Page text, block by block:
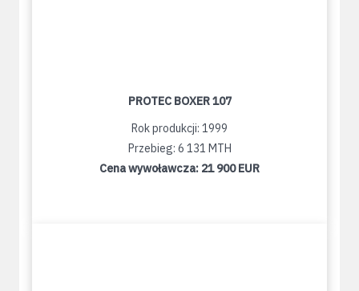
PROTEC BOXER 107
Rok produkcji: 1999
Przebieg: 6 131 MTH
Cena wywoławcza: 21 900 EUR